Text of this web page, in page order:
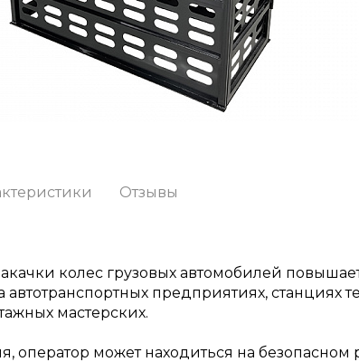
Отзывы
колес грузовых автомобилей
автотранспортных предприятиях,
мастерских.
оператор может находиться на